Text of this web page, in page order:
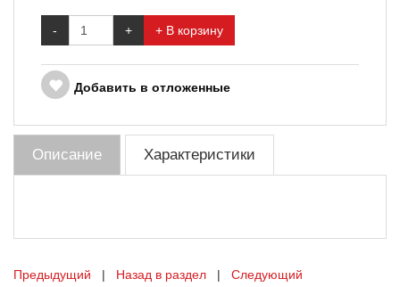
- + + В корзину
Добавить в отложенные
Описание Характеристики
Предыдущий | Назад в раздел | Следующий